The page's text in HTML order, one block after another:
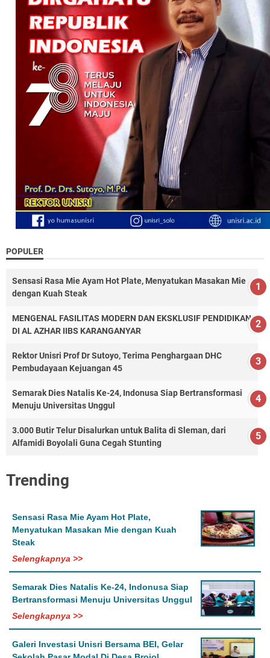
POPULER
Sensasi Rasa Mie Ayam Hot Plate, Menyatukan Masakan Mie
dengan Kuah Steak
MENGENAL FASILITAS MODERN DAN EKSKLUSIF PENDIDIKAN
DI AL AZHAR IIBS KARANGANYAR
Rektor Unisri Prof Dr Sutoyo, Terima Penghargaan DHC
Pembudayaan Kejuangan 45
Semarak Dies Natalis Ke-24, Indonusa Siap Bertransformasi
Menuju Universitas Unggul
3.000 Butir Telur Disalurkan untuk Balita di Sleman, dari
Alfamidi Boyolali Guna Cegah Stunting
Trending
Sensasi Rasa Mie Ayam Hot Plate,
Menyatukan Masakan Mie dengan Kuah
Steak
Selengkapnya >>
Semarak Dies Natalis Ke-24, Indonusa Siap
Bertransformasi Menuju Universitas Unggul
Selengkapnya >>
Galeri Investasi Unisri Bersama BEI, Gelar